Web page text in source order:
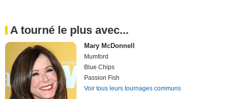
A tourné le plus avec...
Mary McDonnell
Mumford
Blue Chips
Passion Fish
Voir tous leurs tournages communs